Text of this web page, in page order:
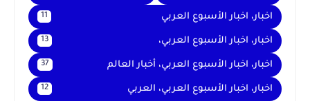
اخبار، اخبار الأسبوع العربي 11
اخبار، اخبار الأسبوع العربي، 13
اخبار، اخبار الأسبوع العربي، أخبار العالم 37
اخبار، اخبار الأسبوع العربي، العربي 12